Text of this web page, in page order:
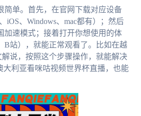
简单。首先，在官网下载对应设备
iOS、Windows、mac都有）；然后
加速模式；接着打开你想使用的体
B站），就能正常观看了。比如在越
说，按照这个步骤操作，就能解决
大利亚看咪咕视频世界杯直播，也能